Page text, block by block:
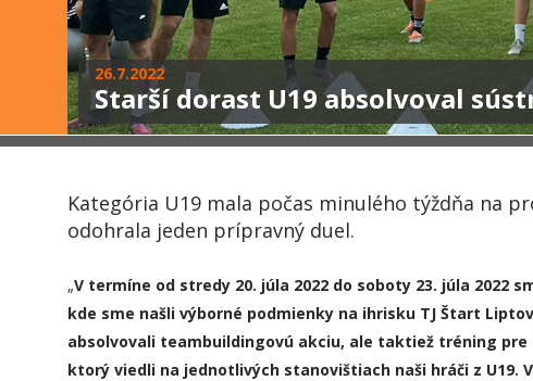
26.7.2022
Starší dorast U19 absolvoval
Kategória U19 mala počas minulého týždňa na
odohrala jeden prípravný duel.
„V termíne od stredy 20. júla 2022 do soboty 23. júla 2022
kde sme našli výborné podmienky na ihrisku TJ Štart
absolvovali teambuildingovú akciu, ale taktiež tréning
ktorý viedli na jednotlivých stanovištiach naši hráči z U19.